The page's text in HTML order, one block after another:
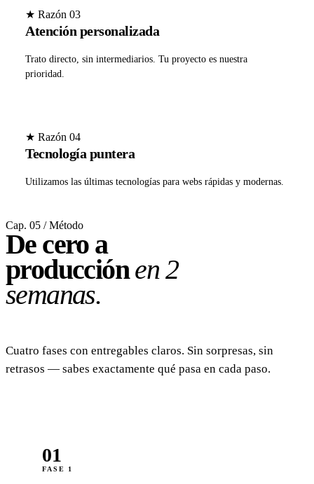
★ Razón 03
Atención personalizada
Trato directo, sin intermediarios. Tu proyecto es nuestra
prioridad.
★ Razón 04
Tecnología puntera
Utilizamos las últimas tecnologías para webs rápidas y modernas.
Cap. 05 / Método
De cero a
producciónen 2
semanas.
Cuatro fases con entregables claros. Sin sorpresas, sin
retrasos — sabes exactamente qué pasa en cada paso.
01
FASE 1